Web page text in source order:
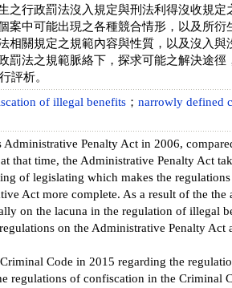
之行政罰法沒入規定與刑法利得沒收規
案中可能出現之各種競合情形，以及所
相關規定之規範內容與性質，以及沒入
罰法之規範脈絡下，探求可能之解決途
評析。
of illegal benefits ； narrowly defined
Administrative Penalty Act in 2006,
that time, the Administrative Penalty Act
of legislating which makes the
Act more complete. As a result of the the
on the lacuna in the regulation of illegal
on the Administrative Penalty Act
Code in 2015 regarding the
regulations of confiscation in the Criminal